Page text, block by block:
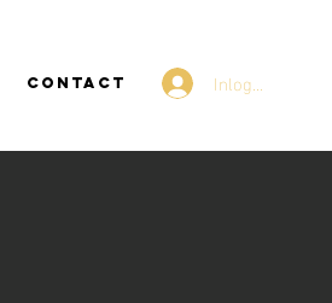
CONTACT Inloggen